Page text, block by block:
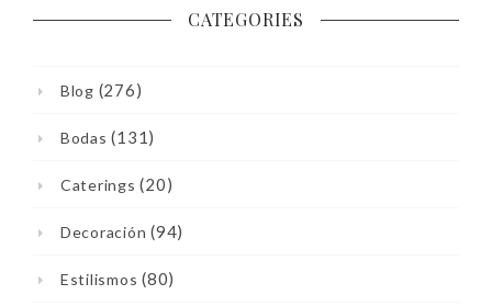
CATEGORIES
Blog (276)
Bodas (131)
Caterings (20)
Decoración (94)
Estilismos (80)